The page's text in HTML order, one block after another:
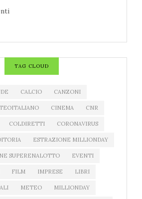
TAG CLOUD
CALCIO CANZONI
CINEMA CNR
COLDIRETTI CORONAVIRUS
ESTRAZIONE MILLIONDAY
SUPERENALOTTO EVENTI
FILM IMPRESE LIBRI
METEO MILLIONDAY